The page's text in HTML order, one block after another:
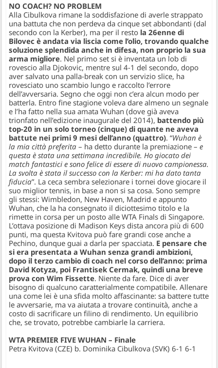
NO COACH? NO PROBLEM
Alla Cibulkova rimane la soddisfazione di averle strappato
una battuta che non perdeva da cinque set abbondanti (dal
secondo con la Kerber), ma per il resto la 26enne di
Bilovec è andata via liscia come l’olio, trovando qualche
soluzione splendida anche in difesa, non proprio la sua
arma migliore. Nel primo set si è inventata un lob di
rovescio alla Djokovic, mentre sul 4-1 del secondo, dopo
aver salvato una palla-break con un servizio slice, ha
rovesciato uno scambio lungo e raccolto l’errore
dell’avversaria. Segno che oggi non c’era alcun modo per
batterla. Entro fine stagione voleva dare almeno un segnale
e l’ha fatto nella sua amata Wuhan (dove già aveva
trionfato nell’edizione inaugurale del 2014), battendo più
top-20 in un solo torneo (cinque) di quante ne aveva
battute nei primi 9 mesi dell’anno (quattro). “Wuhan è
la mia città preferita – ha detto durante la premiazione –e
questa è stata una settimana incredibile. Ho giocato dei
match fantastici e sono felice di essere di nuovo campionessa.
La svolta è stata il successo con la Kerber: mi ha dato tanta
fiducia”. La ceca sembra selezionare i tornei dove giocare il
suo miglior tennis, in base a non si sa cosa. Sono sempre
gli stessi: Wimbledon, New Haven, Madrid e appunto
Wuhan, che la ha consegnato il diciottesimo titolo e la
rimette in corsa per un posto alle WTA Finals di Singapore.
L’ottava posizione di Madison Keys dista ancora più di 600
punti, ma questa Kvitova può fare grandi cose anche a
Pechino, dunque guai a darla per spacciata. E pensare che
si era presentata a Wuhan senza grandi ambizioni,
dopo il terzo cambio di coach nel corso dell’anno: prima
David Kotyza, poi Frantisek Cermak, quindi una breve
prova con Wim Fissette. Niente da fare. Dice di aver
bisogno di qualcuno caratterialmente compatibile. Allenare
una come lei è una sfida molto affascinante: sa battere tutte
le avversarie, ma va aiutata a trovare continuità, anche a
costo di sacrificare un filino di rendimento. Un equilibrio
che, se trovato, potrebbe cambiarle la carriera.
WTA PREMIER FIVE WUHAN – Finale
Petra Kvitova (CZE) b. Dominika Cibulkova (SVK) 6-1 6-1